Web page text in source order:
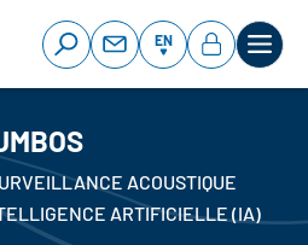
EN
ACOUSTIQUE
ARTIFICIELLE (IA)